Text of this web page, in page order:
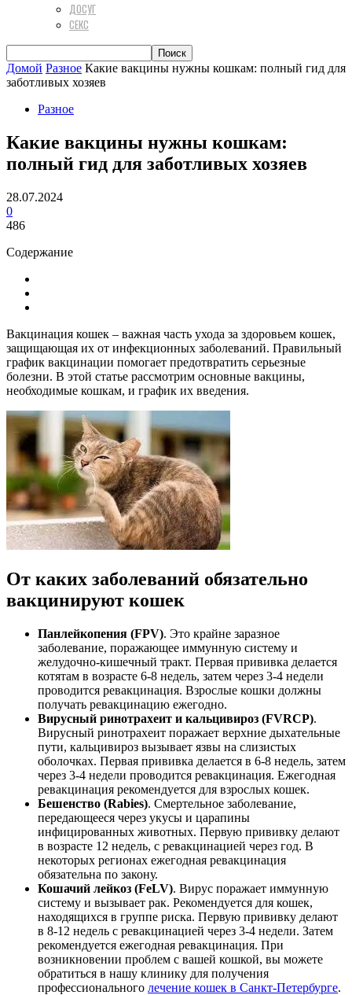
ДОСУГ
СЕКС
Домой Разное Какие вакцины нужны кошкам: полный гид для
заботливых хозяев
Разное
Какие вакцины нужны кошкам:
полный гид для заботливых хозяев
28.07.2024
0
486
Содержание
Вакцинация кошек – важная часть ухода за здоровьем кошек,
защищающая их от инфекционных заболеваний. Правильный
график вакцинации помогает предотвратить серьезные
болезни. В этой статье рассмотрим основные вакцины,
необходимые кошкам, и график их введения.
От каких заболеваний обязательно
вакцинируют кошек
Панлейкопения (FPV). Это крайне заразное
заболевание, поражающее иммунную систему и
желудочно-кишечный тракт. Первая прививка делается
котятам в возрасте 6-8 недель, затем через 3-4 недели
проводится ревакцинация. Взрослые кошки должны
получать ревакцинацию ежегодно.
Вирусный ринотрахеит и кальцивироз (FVRCP).
Вирусный ринотрахеит поражает верхние дыхательные
пути, кальцивироз вызывает язвы на слизистых
оболочках. Первая прививка делается в 6-8 недель, затем
через 3-4 недели проводится ревакцинация. Ежегодная
ревакцинация рекомендуется для взрослых кошек.
Бешенство (Rabies). Смертельное заболевание,
передающееся через укусы и царапины
инфицированных животных. Первую прививку делают
в возрасте 12 недель, с ревакцинацией через год. В
некоторых регионах ежегодная ревакцинация
обязательна по закону.
Кошачий лейкоз (FeLV). Вирус поражает иммунную
систему и вызывает рак. Рекомендуется для кошек,
находящихся в группе риска. Первую прививку делают
в 8-12 недель с ревакцинацией через 3-4 недели. Затем
рекомендуется ежегодная ревакцинация. При
возникновении проблем с вашей кошкой, вы можете
обратиться в нашу клинику для получения
профессионального лечение кошек в Санкт-Петербурге.